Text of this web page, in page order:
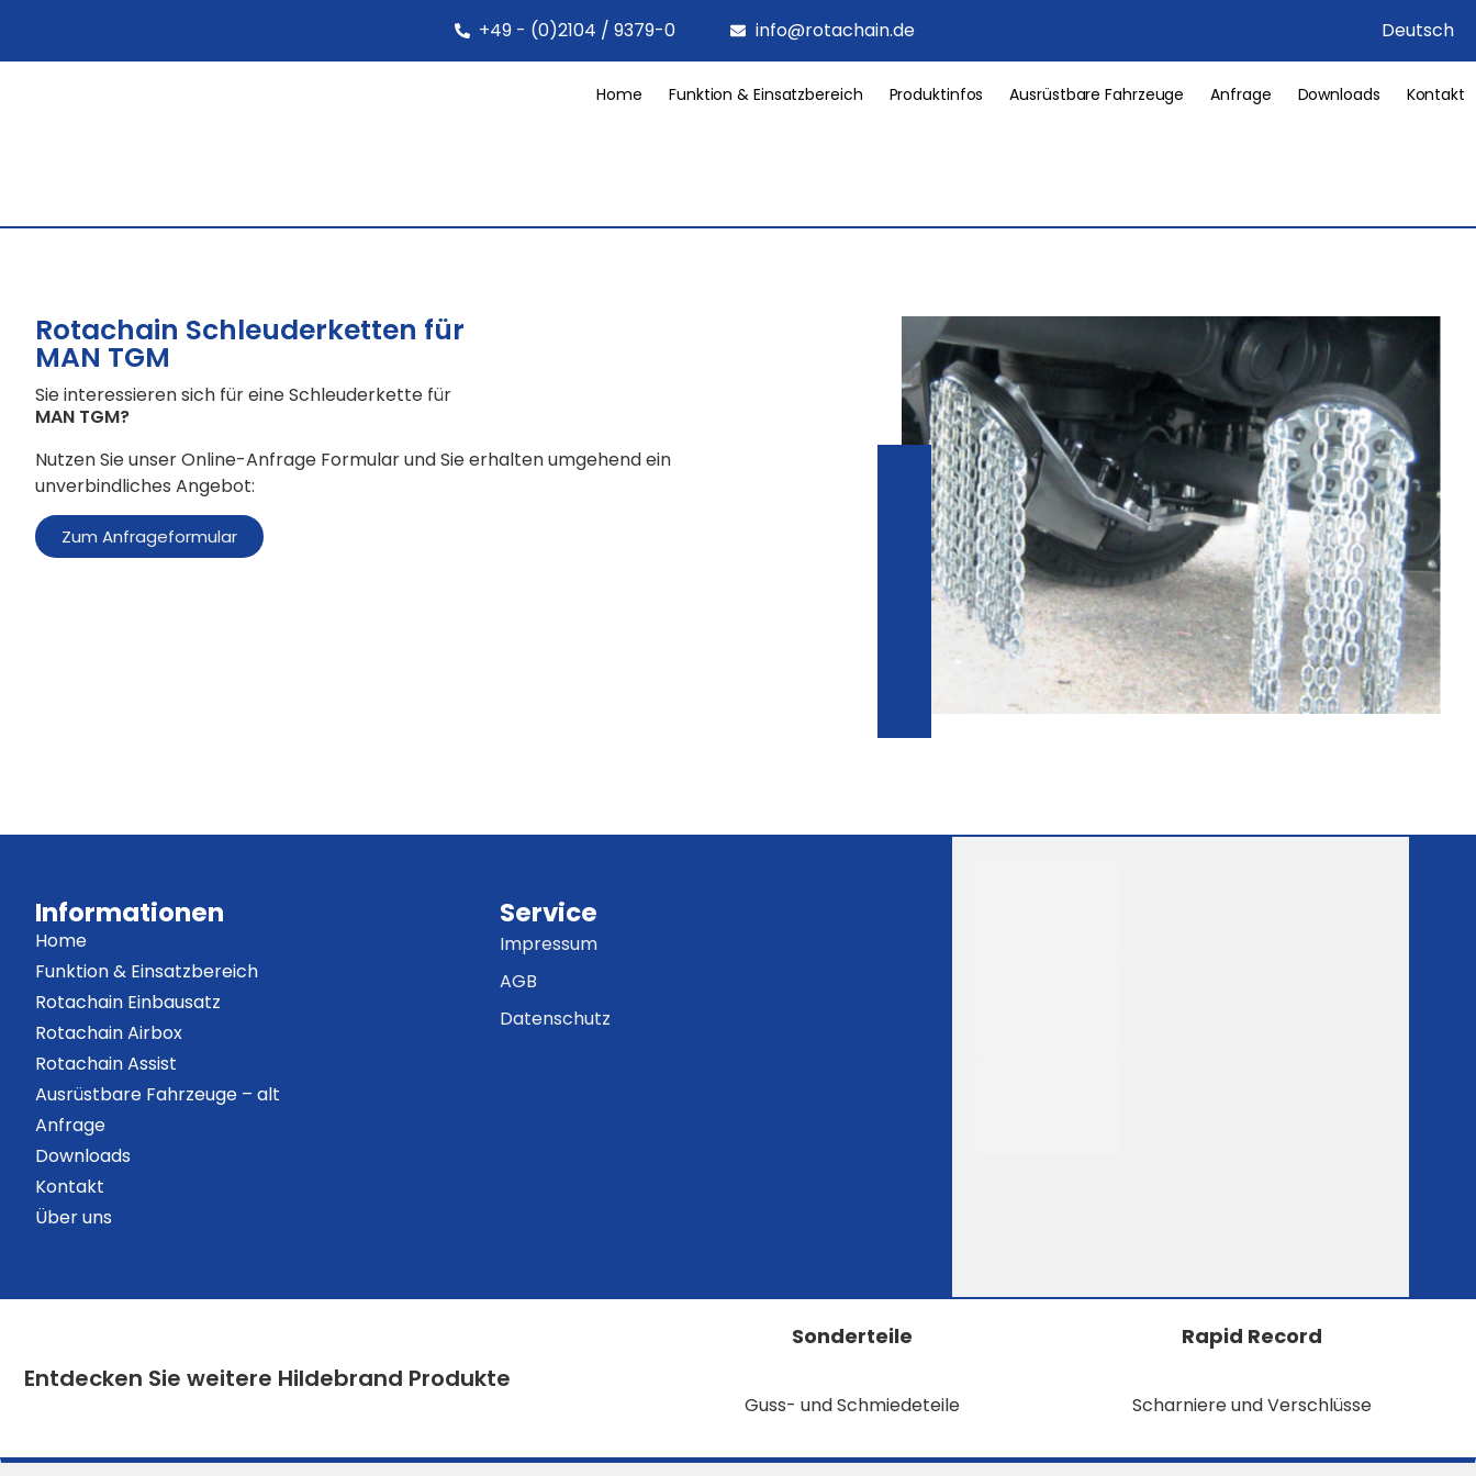
Deutsch
+49 - (0)2104 / 9379-0 info@rotachain.de
Home Funktion & Einsatzbereich Produktinfos Ausrüstbare Fahrzeuge Anfrage Downloads Kontakt
Rotachain Schleuderketten für
MAN TGM
Sie interessieren sich für eine Schleuderkette für
MAN TGM?
Nutzen Sie unser Online-Anfrage Formular und Sie erhalten umgehend ein
unverbindliches Angebot:
Zum Anfrageformular
Informationen
Home
Funktion & Einsatzbereich
Rotachain Einbausatz
Rotachain Airbox
Rotachain Assist
Ausrüstbare Fahrzeuge – alt
Anfrage
Downloads
Kontakt
Über uns
Service
Impressum
AGB
Datenschutz
Entdecken Sie weitere Hildebrand Produkte
Sonderteile
Guss- und Schmiedeteile
Rapid Record
Scharniere und Verschlüsse